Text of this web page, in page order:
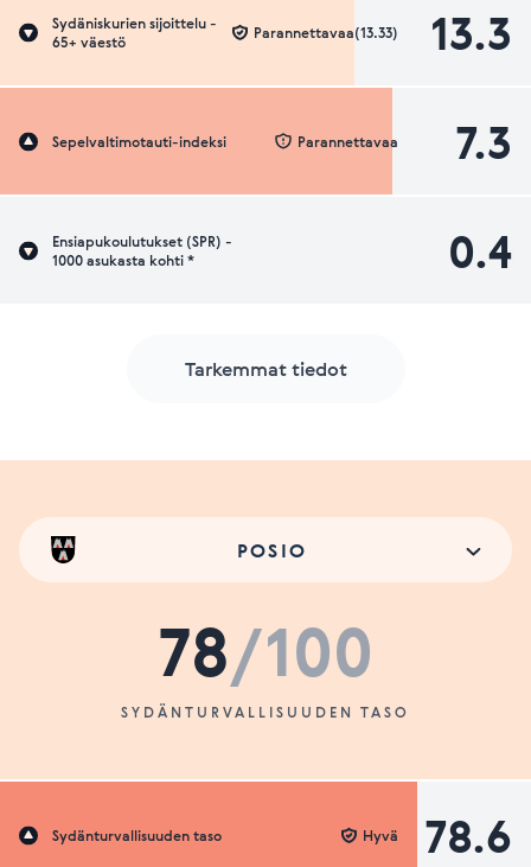
Sydäniskurien sijoittelu -
65+ väestö
13.3
Parannettavaa(13.33)
Sepelvaltimotauti-indeksi 7.3
Parannettavaa
Ensiapukoulutukset (SPR) -
1000 asukasta kohti *
0.4
Tarkemmat tiedot
POSIO
78/100
SYDÄNTURVALLISUUDEN TASO
Sydänturvallisuuden taso 78.6
Hyvä